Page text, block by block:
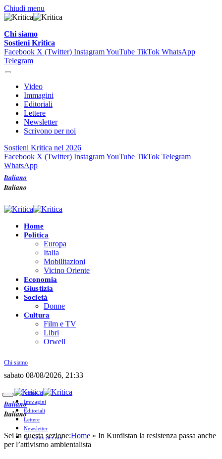
Chiudi menu
Chi siamo
Sostieni Kritica
Facebook X (Twitter) InstagramYouTube TikTok WhatsApp
Telegram
Video
Immagini
Editoriali
Lettere
Newsletter
Scrivono per noi
Sostieni Kritica nel 2026
Facebook X (Twitter) InstagramYouTube TikTok Telegram
WhatsApp
Italiano
Italiano
Home
Politica
Europa
Italia
Mobilitazioni
Vicino Oriente
Economia
Giustizia
Società
Donne
Cultura
Film e TV
Libri
Orwell
Chi siamo
sabato 08/08/2026, 21:33
Video
Immagini
Editoriali
Lettere
Newsletter
Scrivono per noi
Italiano
Italiano
Sei in questa sezione:Home » In Kurdistan la resistenza passa anche
per l’attivismo ambientalista